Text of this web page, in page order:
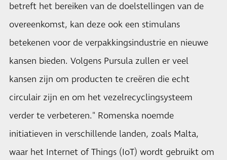
betreft het bereiken van de doelstellingen van de
overeenkomst, kan deze ook een stimulans
betekenen voor de verpakkingsindustrie en nieuwe
kansen bieden. Volgens Pursula zullen er veel
kansen zijn om producten te creëren die echt
circulair zijn en om het vezelrecyclingsysteem
verder te verbeteren." Romenska noemde
initiatieven in verschillende landen, zoals Malta,
waar het Internet of Things (IoT) wordt gebruikt om